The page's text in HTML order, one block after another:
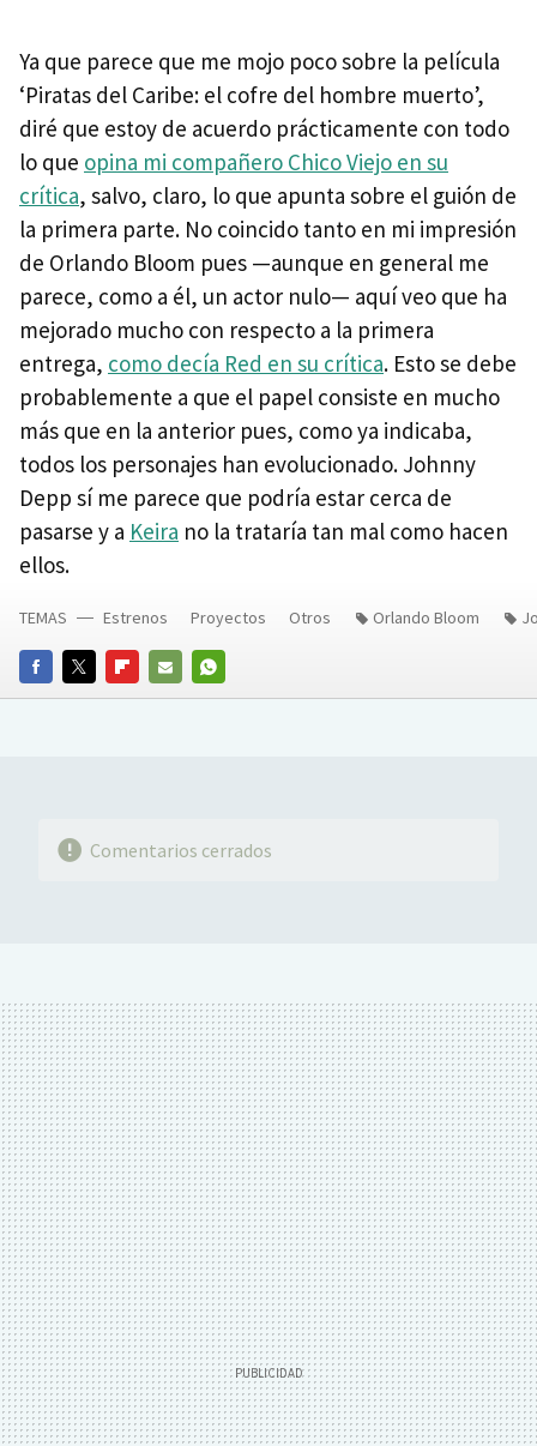
Ya que parece que me mojo poco sobre la película
‘Piratas del Caribe: el cofre del hombre muerto’,
diré que estoy de acuerdo prácticamente con todo
lo que opina mi compañero Chico Viejo en su
crítica, salvo, claro, lo que apunta sobre el guión de
la primera parte. No coincido tanto en mi impresión
de Orlando Bloom pues —aunque en general me
parece, como a él, un actor nulo— aquí veo que ha
mejorado mucho con respecto a la primera
entrega, como decía Red en su crítica. Esto se debe
probablemente a que el papel consiste en mucho
más que en la anterior pues, como ya indicaba,
todos los personajes han evolucionado. Johnny
Depp sí me parece que podría estar cerca de
pasarse y a Keira no la trataría tan mal como hacen
ellos.
FACEBOOKTWITTERFLIPBOARD
E-
WHATSAPP
TEMAS Estrenos Proyectos Otros Orlando Bloom
Comentarios cerrados